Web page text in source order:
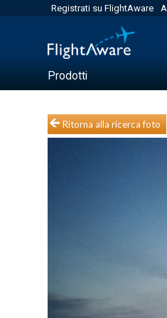
Registrati su FlightAware
Prodotti
Ritorna alla ricerca foto